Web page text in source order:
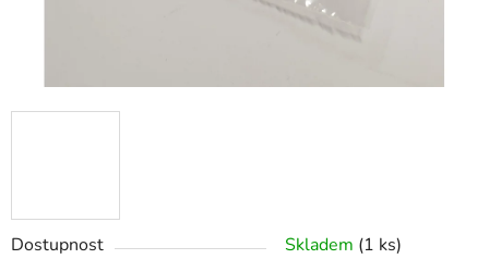
Dostupnost Skladem (1 ks)